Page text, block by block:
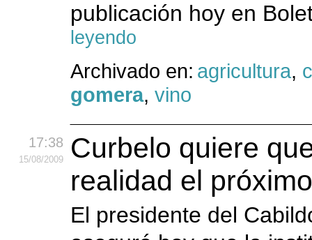
publicación hoy en
leyendo
Archivado en: agricultura,
gomera, vino
17:38
15/08/2009
Curbelo quiere
realidad el
El presidente del